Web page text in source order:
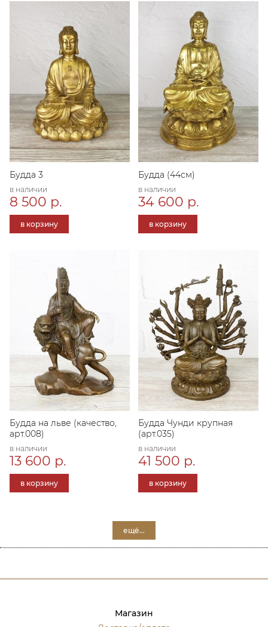
Будда 3
в наличии
8 500 р.
в корзину
Будда (44см)
в наличии
34 600 р.
в корзину
Будда на льве (качество,
арт.008)
в наличии
13 600 р.
в корзину
Будда Чунди крупная
(арт.035)
в наличии
41 500 р.
в корзину
ещё...
Магазин